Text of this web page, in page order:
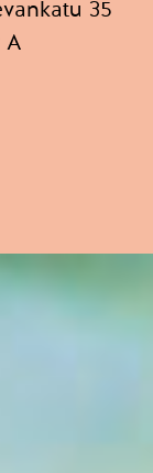
35
A